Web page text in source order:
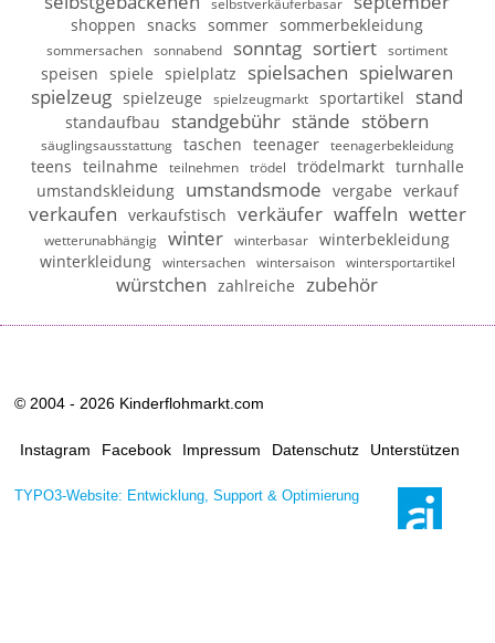
selbstverkäuferbasar
shoppen snacks sommer sommerbekleidung
sommersachen sonnabend sonntag sortiert sortiment
speisen spiele spielplatz spielsachen spielwaren
spielzeug spielzeuge spielzeugmarkt sportartikel stand
standaufbau standgebühr stände stöbern
säuglingsausstattung taschen teenager teenagerbekleidung
teens teilnahme teilnehmen trödel trödelmarkt turnhalle
umstandskleidung umstandsmode vergabe verkauf
verkaufen verkaufstisch verkäufer waffeln wetter
wetterunabhängig winter winterbasar
winterbekleidung
winterkleidung
wintersachen wintersaison wintersportartikel
würstchen zahlreiche zubehör
© 2004 - 2026 Kinderflohmarkt.com
Instagram Facebook Impressum Datenschutz Unterstützen
TYPO3-Website: Entwicklung, Support & Optimierung